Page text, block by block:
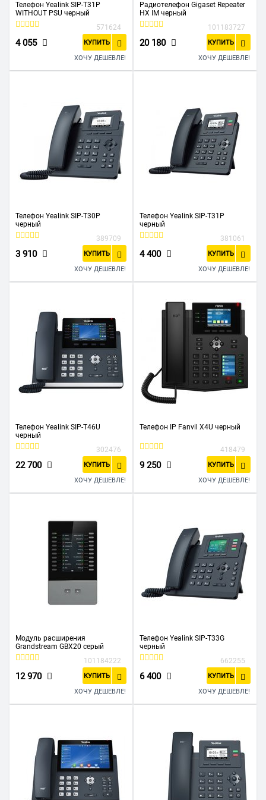
Телефон Yealink SIP-T31P
WITHOUT PSU черный
571624
4 055 КУПИТЬ
ХОЧУ ДЕШЕВЛЕ!
Радиотелефон Gigaset Repeater
HX IM черный
101183727
20 180 КУПИТЬ
ХОЧУ ДЕШЕВЛЕ!
Телефон Yealink SIP-T30P
черный
389709
3 910 КУПИТЬ
ХОЧУ ДЕШЕВЛЕ!
Телефон Yealink SIP-T31P
черный
381061
4 400 КУПИТЬ
ХОЧУ ДЕШЕВЛЕ!
Телефон Yealink SIP-T46U
черный
302476
22 700 КУПИТЬ
ХОЧУ ДЕШЕВЛЕ!
Телефон IP Fanvil X4U черный
418479
9 250 КУПИТЬ
ХОЧУ ДЕШЕВЛЕ!
Модуль расширения
Grandstream GBX20 серый
101184222
12 970 КУПИТЬ
ХОЧУ ДЕШЕВЛЕ!
Телефон Yealink SIP-T33G
черный
662255
6 400 КУПИТЬ
ХОЧУ ДЕШЕВЛЕ!